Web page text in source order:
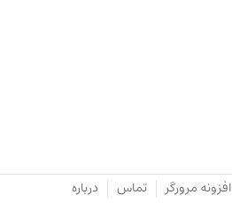
افزونه مرورگر تماس درباره